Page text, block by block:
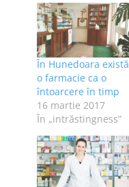
În Hunedoara există
o farmacie ca o
întoarcere în timp
16 martie 2017
În „intrăstingness”